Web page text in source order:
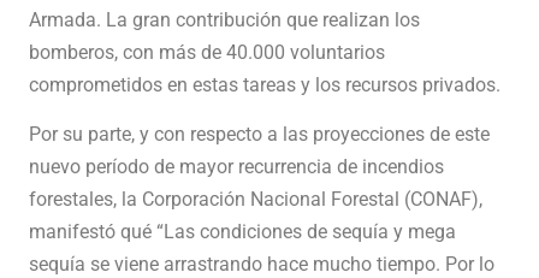
Armada. La gran contribución que realizan los
bomberos, con más de 40.000 voluntarios
comprometidos en estas tareas y los recursos privados.
Por su parte, y con respecto a las proyecciones de este
nuevo período de mayor recurrencia de incendios
forestales, la Corporación Nacional Forestal (CONAF),
manifestó qué “Las condiciones de sequía y mega
sequía se viene arrastrando hace mucho tiempo. Por lo